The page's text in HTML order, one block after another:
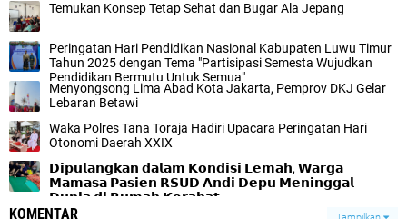
Temukan Konsep Tetap Sehat dan Bugar Ala Jepang
Peringatan Hari Pendidikan Nasional Kabupaten Luwu Timur
Tahun 2025 dengan Tema "Partisipasi Semesta Wujudkan
Pendidikan Bermutu Untuk Semua"
Menyongsong Lima Abad Kota Jakarta, Pemprov DKJ Gelar
Lebaran Betawi
Waka Polres Tana Toraja Hadiri Upacara Peringatan Hari
Otonomi Daerah XXIX
𝗗𝗶𝗽𝘂𝗹𝗮𝗻𝗴𝗸𝗮𝗻 𝗱𝗮𝗹𝗮𝗺 𝗞𝗼𝗻𝗱𝗶𝘀𝗶 𝗟𝗲𝗺𝗮𝗵, 𝗪𝗮𝗿𝗴𝗮
𝗠𝗮𝗺𝗮𝘀𝗮 𝗣𝗮𝘀𝗶𝗲𝗻 𝗥𝗦𝗨𝗗 𝗔𝗻𝗱𝗶 𝗗𝗲𝗽𝘂 𝗠𝗲𝗻𝗶𝗻𝗴𝗴𝗮𝗹
𝗗𝘂𝗻𝗶𝗮 𝗱𝗶 𝗥𝘂𝗺𝗮𝗵 𝗞𝗲𝗿𝗮𝗯𝗮𝘁
KOMENTAR